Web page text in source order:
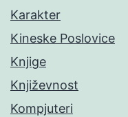
Karakter
Kineske Poslovice
Knjige
Književnost
Kompjuteri